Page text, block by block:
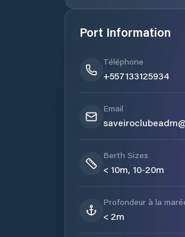
Port Information
Téléphone
+557133125934
Email
Berth Sizes
< 10m, 10-20m
Profondeur à la
< 2m